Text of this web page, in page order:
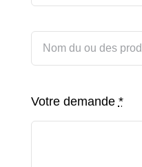
Votre demande *